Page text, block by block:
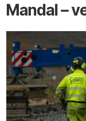
Mandal –